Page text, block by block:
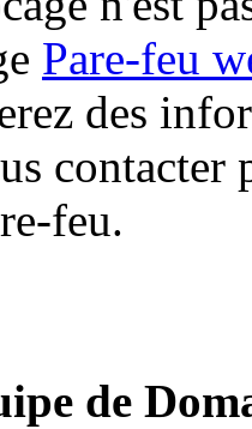
Pare-feu
des
contacter
feu.
de